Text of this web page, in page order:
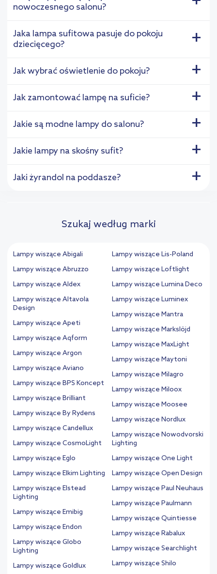
nowoczesnego salonu?
Jaka lampa sufitowa pasuje do pokoju
dziecięcego?
+
Jak wybrać oświetlenie do pokoju? +
Jak zamontować lampę na suficie? +
Jakie są modne lampy do salonu? +
Jakie lampy na skośny sufit? +
Jaki żyrandol na poddasze? +
Szukaj według marki
Lampy wiszące Abigali
Lampy wiszące Abruzzo
Lampy wiszące Aldex
Lampy wiszące Altavola
Design
Lampy wiszące Apeti
Lampy wiszące Aqform
Lampy wiszące Argon
Lampy wiszące Aviano
Lampy wiszące BPS Koncept
Lampy wiszące Brilliant
Lampy wiszące By Rydens
Lampy wiszące Candellux
Lampy wiszące CosmoLight
Lampy wiszące Eglo
Lampy wiszące Elkim Lighting
Lampy wiszące Elstead
Lighting
Lampy wiszące Emibig
Lampy wiszące Endon
Lampy wiszące Globo
Lighting
Lampy wiszące Goldlux
Lampy wiszące Lis-Poland
Lampy wiszące Loftlight
Lampy wiszące Lumina Deco
Lampy wiszące Luminex
Lampy wiszące Mantra
Lampy wiszące Markslöjd
Lampy wiszące MaxLight
Lampy wiszące Maytoni
Lampy wiszące Milagro
Lampy wiszące Miloox
Lampy wiszące Moosee
Lampy wiszące Nordlux
Lampy wiszące Nowodvorski
Lighting
Lampy wiszące One Light
Lampy wiszące Open Design
Lampy wiszące Paul Neuhaus
Lampy wiszące Paulmann
Lampy wiszące Quintiesse
Lampy wiszące Rabalux
Lampy wiszące Searchlight
Lampy wiszące Shilo